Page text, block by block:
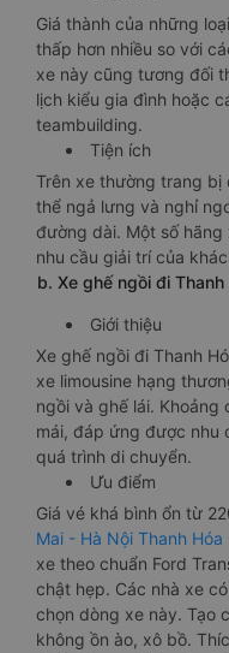
Giá thành của những
thấp hơn nhiều so với
xe này cũng tương đối
lịch kiểu gia đình hoặc
teambuilding.
Tiện ích
Trên xe thường trang bị
thể ngả lưng và nghỉ
đường dài. Một số
nhu cầu giải trí của
b. Xe ghế ngồi đi Thanh
Giới thiệu
Xe ghế ngồi đi Thanh
xe limousine hạng
ngồi và ghế lái.
mái, đáp ứng được nhu
quá trình di chuyển.
Ưu điểm
Giá vé khá bình ổn từ
Mai - Hà Nội Thanh Hóa
xe theo chuẩn Ford
chật hẹp. Các nhà xe
chọn dòng xe này. Tạo
không ồn ào, xô bồ.